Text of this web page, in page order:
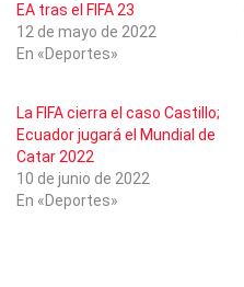
EA tras el FIFA 23
12 de mayo de 2022
En «Deportes»
La FIFA cierra el caso Castillo;
Ecuador jugará el Mundial de
Catar 2022
10 de junio de 2022
En «Deportes»